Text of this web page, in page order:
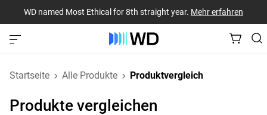
WD named Most Ethical for 8th straight year. Mehr erfahren
Startseite Alle Produkte Produktvergleich
Produkte vergleichen